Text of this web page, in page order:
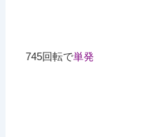
745回転で単発